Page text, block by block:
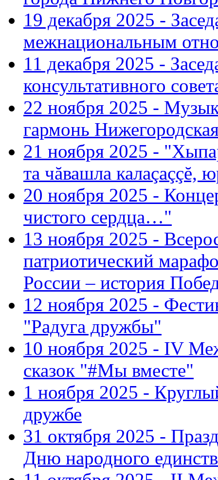
19 декабря 2025 -
межнациональным
11 декабря 2025 -
консультативного
22 ноября 2025 -
гармонь
21 ноября 2025 -
та чăвашла калаçаççĕ,
20 ноября 2025 -
чистого сердца…"
13 ноября 2025 -
патриотический
России – история
12 ноября 2025 -
"Радуга дружбы"
10 ноября 2025 - IV
сказок "#Мы вместе"
1 ноября 2025 -
дружбе
31 октября 2025 -
Дню народного